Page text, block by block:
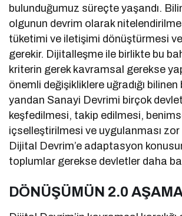
bulunduğumuz süreçte yaşandı.
olgunun devrim olarak
tüketimi ve iletişimi dönüştürmesi
gerekir. Dijitalleşme ile birlikte bu
kriterin gerek kavramsal gerekse
önemli değişikliklere uğradığı
yandan Sanayi Devrimi birçok
keşfedilmesi, takip edilmesi,
içselleştirilmesi ve uygulanması
Dijital Devrim’e adaptasyon
toplumlar gerekse devletler daha
DÖNÜŞÜMÜN 2.0